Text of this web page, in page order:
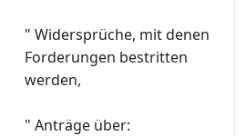
" Widersprüche, mit denen
Forderungen bestritten
werden,
" Anträge über: